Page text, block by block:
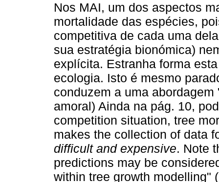
Nos MAI, um dos aspectos
mortalidade das espécies,
competitiva de cada uma
sua estratégia bionómica)
explícita. Estranha forma
ecologia. Isto é mesmo
conduzem a uma
amoral) Ainda na pág. 10,
competition situation, tree
makes the collection of data
difficult and expensive. Note
predictions may be
within tree growth modelling"